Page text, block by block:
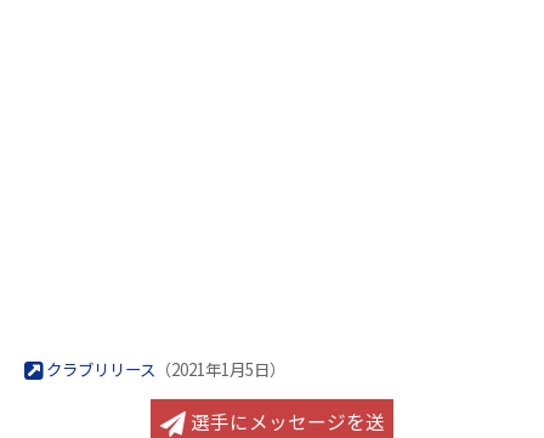
クラブリリース （2021年1月5日）
選手にメッセージを送